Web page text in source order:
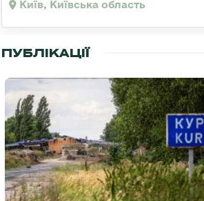
Київ, Київська область
ПУБЛІКАЦІЇ